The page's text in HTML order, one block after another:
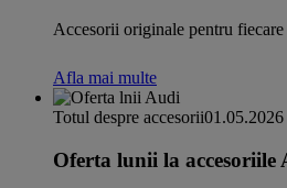
Accesorii originale pentru fiecare
Afla mai multe
Totul despre accesorii01.05.2026
Oferta lunii la accesoriile